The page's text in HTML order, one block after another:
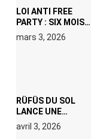
LOI ANTI FREE
PARTY : SIX MOIS
DE PRISON ET 5
000 € D’AMENDE
mars 3, 2026
RÜFÜS DU SOL
LANCE UNE
RÉSIDENCE DJ
SET DE QUATRE
avril 3, 2026